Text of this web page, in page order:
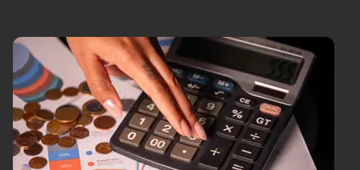
Agronegócios
Brasil
Brasil Mineral
Ciência &
Tecnologia
Cinema
Comportamento
Cultura
Economia
Educação
Infraestrutura
Internacional
Meio Ambiente
Podcast
Política
Saúde
Tempo